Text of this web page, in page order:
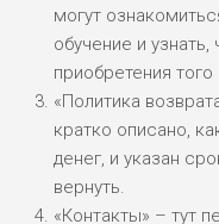
могут
обучение и
приобретения того
«Политика
кратко описано,
денег, и указан
вернуть.
«Контакты» – тут